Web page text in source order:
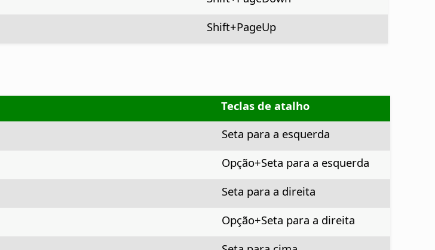
Shift+PageUp
Teclas de atalho
Seta para a esquerda
Opção+Seta para a esquerda
Seta para a direita
Opção+Seta para a direita